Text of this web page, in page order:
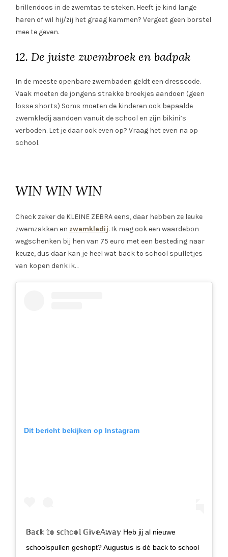
brillendoos in de zwemtas te steken. Heeft je kind lange
haren of wil hij/zij het graag kammen? Vergeet geen borstel
mee te geven.
12. De juiste zwembroek en badpak
In de meeste openbare zwembaden geldt een dresscode.
Vaak moeten de jongens strakke broekjes aandoen (geen
losse shorts) Soms moeten de kinderen ook bepaalde
zwemkledij aandoen vanuit de school en zijn bikini’s
verboden. Let je daar ook even op? Vraag het even na op
school.
WIN WIN WIN
Check zeker de KLEINE ZEBRA eens, daar hebben ze leuke
zwemzakken en zwemkledij. Ik mag ook een waardebon
wegschenken bij hen van 75 euro met een besteding naar
keuze, dus daar kan je heel wat back to school spulletjes
van kopen denk ik…
Dit bericht bekijken op Instagram
𝔹𝕒𝕔𝕜 𝕥𝕠 𝕤𝕔𝕙𝕠𝕠𝕝 𝔾𝕚𝕧𝕖𝔸𝕨𝕒𝕪 Heb jij al nieuwe
schoolspullen geshopt? Augustus is dé back to school